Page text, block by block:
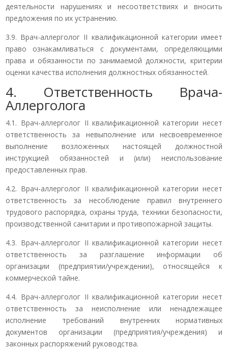
деятельности нарушениях и несоответствиях и вносить
предложения по их устранению.
3.9. Врач-аллерголог II квалификационной категории имеет
право ознакамливаться с документами, определяющими
права и обязанности по занимаемой должности, критерии
оценки качества исполнения должностных обязанностей.
4. Ответственность Врача-
Аллерголога
4.1. Врач-аллерголог II квалификационной категории несет
ответственность за невыполнение или несвоевременное
выполнение возложенных настоящей должностной
инструкцией обязанностей и (или) неиспользование
предоставленных прав.
4.2. Врач-аллерголог II квалификационной категории несет
ответственность за несоблюдение правил внутреннего
трудового распорядка, охраны труда, техники безопасности,
производственной санитарии и противопожарной защиты.
4.3. Врач-аллерголог II квалификационной категории несет
ответственность за разглашение информации об
организации (предприятии/учреждении), относящейся к
коммерческой тайне.
4.4. Врач-аллерголог II квалификационной категории несет
ответственность за неисполнение или ненадлежащее
исполнение требований внутренних нормативных
документов организации (предприятия/учреждения) и
законных распоряжений руководства.